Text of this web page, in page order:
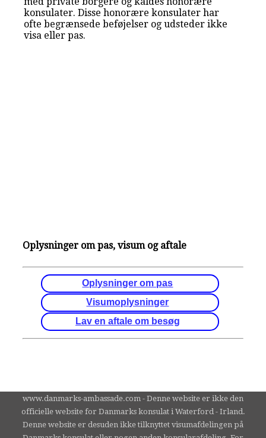
konsulater. Disse honorære konsulater har
ofte begrænsede beføjelser og udsteder ikke
visa eller pas.
Oplysninger om pas, visum og aftale
Oplysninger om pas
Visumoplysninger
Lav en aftale om besøg
www.danmarks-ambassade.com - Denne website er ikke den
officielle website for Danmarks konsulat i Waterford - Irland.
Denne website er desuden ikke tilknyttet visumafdelingen på